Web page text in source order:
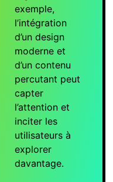
exemple,
l’intégration
d’un design
moderne et
d’un contenu
percutant peut
capter
l’attention et
inciter les
utilisateurs à
explorer
davantage.